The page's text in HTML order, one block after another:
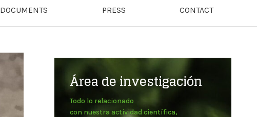
DOCUMENTS PRESS CONTACT
Área de investigación
Todo lo relacionado
con nuestra actividad científica,